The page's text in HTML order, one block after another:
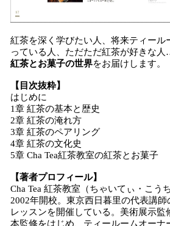
紅茶を深く学びたい人、将来ティール
っている人、ただただ紅茶が好きな
紅茶とお菓子の世界をお届けします。
【目次抜粋】
はじめに
1章 紅茶の基本と歴史
2章 紅茶の淹れ方
3章 紅茶のペアリング
4章 紅茶の文化史
5章 Cha Tea紅茶教室の紅茶とお菓子
【著者プロフィール】
Cha Tea 紅茶教室（ちゃいてぃ・こう
2002年開校。東京西日暮里の代表講
レッスンを開催している。美術展示監
本監修をはじめ、ティールームオーナ